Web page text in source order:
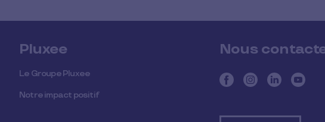
Pluxee
Le Groupe Pluxee
Notre impact positif
Nous